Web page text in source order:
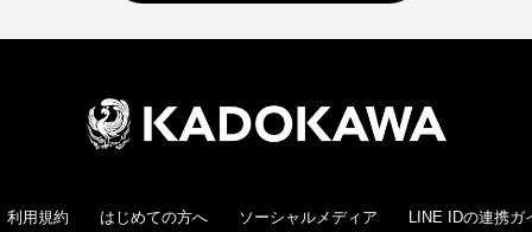
利用規約 はじめての方へ ソーシャルメディア LINE IDの連携ガ